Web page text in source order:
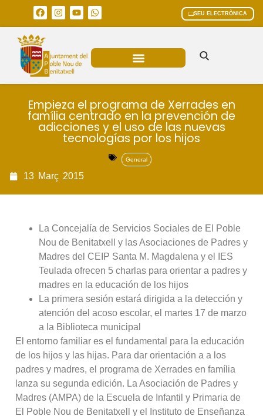
SEU ELECTRÒNICA
Empieza el programa de Xerrades en
família centrado en la prevención de
adicciones y el uso de las nuevas
tecnologías por los hijos
General
13 Març 2015
La Concejalía de Servicios Sociales de El Poble
Nou de Benitatxell y las Asociaciones de Padres y
Madres del CEIP Santa M. Magdalena y el IES
Teulada ofrecen 5 charlas para orientar a padres y
madres en la educación de los hijos
La primera sesión estará dirigida a la detección y
atención del acoso escolar, el martes 17 de marzo
a la Biblioteca municipal
El entorno familiar es el fundamental para la educación
de los hijos y las hijas. Para dar orientación a a los
padres y madres, el programa de Xerrades en família
lanza su segunda edición. La Asociación de Padres y
Madres (AMPA) de la Escuela de Infantil y Primaria de
El Poble Nou de Benitatxell y el Instituto de Enseñanza